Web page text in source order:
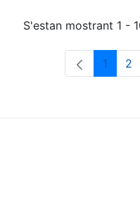
S'estan mostrant 1 -
Pàgina
1 2